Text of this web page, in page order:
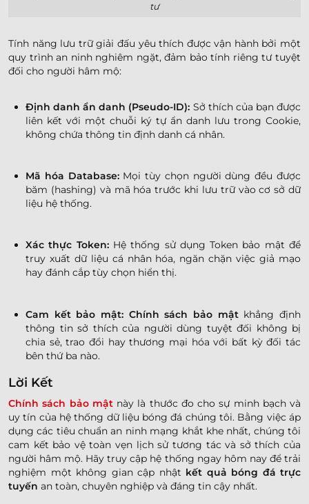
tư
Tính năng lưu trữ giải đấu yêu thích được vận hành bởi một
quy trình an ninh nghiêm ngặt, đảm bảo tính riêng tư tuyệt
đối cho người hâm mộ:
Định danh ẩn danh (Pseudo-ID): Sở thích của bạn được
liên kết với một chuỗi ký tự ẩn danh lưu trong Cookie,
không chứa thông tin định danh cá nhân.
Mã hóa Database:Mọi tùy chọn người dùng đều được
băm (hashing) và mã hóa trước khi lưu trữ vào cơ sở dữ
liệu hệ thống.
Xác thực Token:Hệ thống sử dụng Token bảo mật để
truy xuất dữ liệu cá nhân hóa, ngăn chặn việc giả mạo
hay đánh cắp tùy chọn hiển thị.
Cam kết bảo mật: Chính sách bảo mậtkhẳng định
thông tin sở thích của người dùng tuyệt đối không bị
chia sẻ, trao đổi hay thương mại hóa với bất kỳ đối tác
bên thứ ba nào.
Lời Kết
Chính sách bảo mậtnày là thước đo cho sự minh bạch và
uy tín của hệ thống dữ liệu bóng đá chúng tôi. Bằng việc áp
dụng các tiêu chuẩn an ninh mạng khắt khe nhất, chúng tôi
cam kết bảo vệ toàn vẹn lịch sử tương tác và sở thích của
người hâm mộ. Hãy truy cập hệ thống ngay hôm nay để trải
nghiệm một không gian cập nhật kết quả bóng đá trực
tuyến an toàn, chuyên nghiệp và đáng tin cậy nhất.